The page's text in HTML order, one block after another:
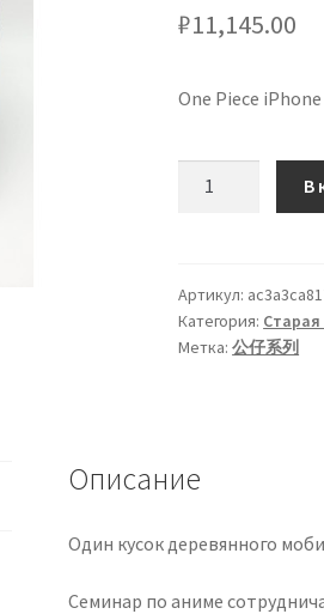
₽11,145.00
One Piece
iPhone
6/6
Plus
В
Артикул:
Категория: Старая
Метка:公仔系列
Описание
Один кусок деревянного
Семинар по аниме